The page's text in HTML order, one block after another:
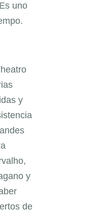
uno
y
y
de